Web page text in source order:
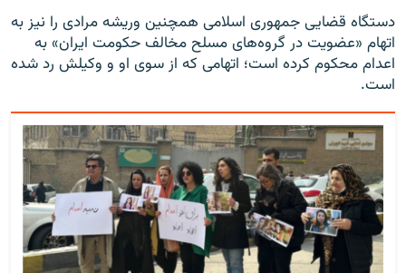
دستگاه قضایی جمهوری اسلامی همچنین وریشه مرادی را نیز به
اتهام «عضویت در گروه‌‏های مسلح مخالف حکومت ایران» به
اعدام محکوم کرده است؛ اتهامی که از سوی او و وکیلش رد شده
است.